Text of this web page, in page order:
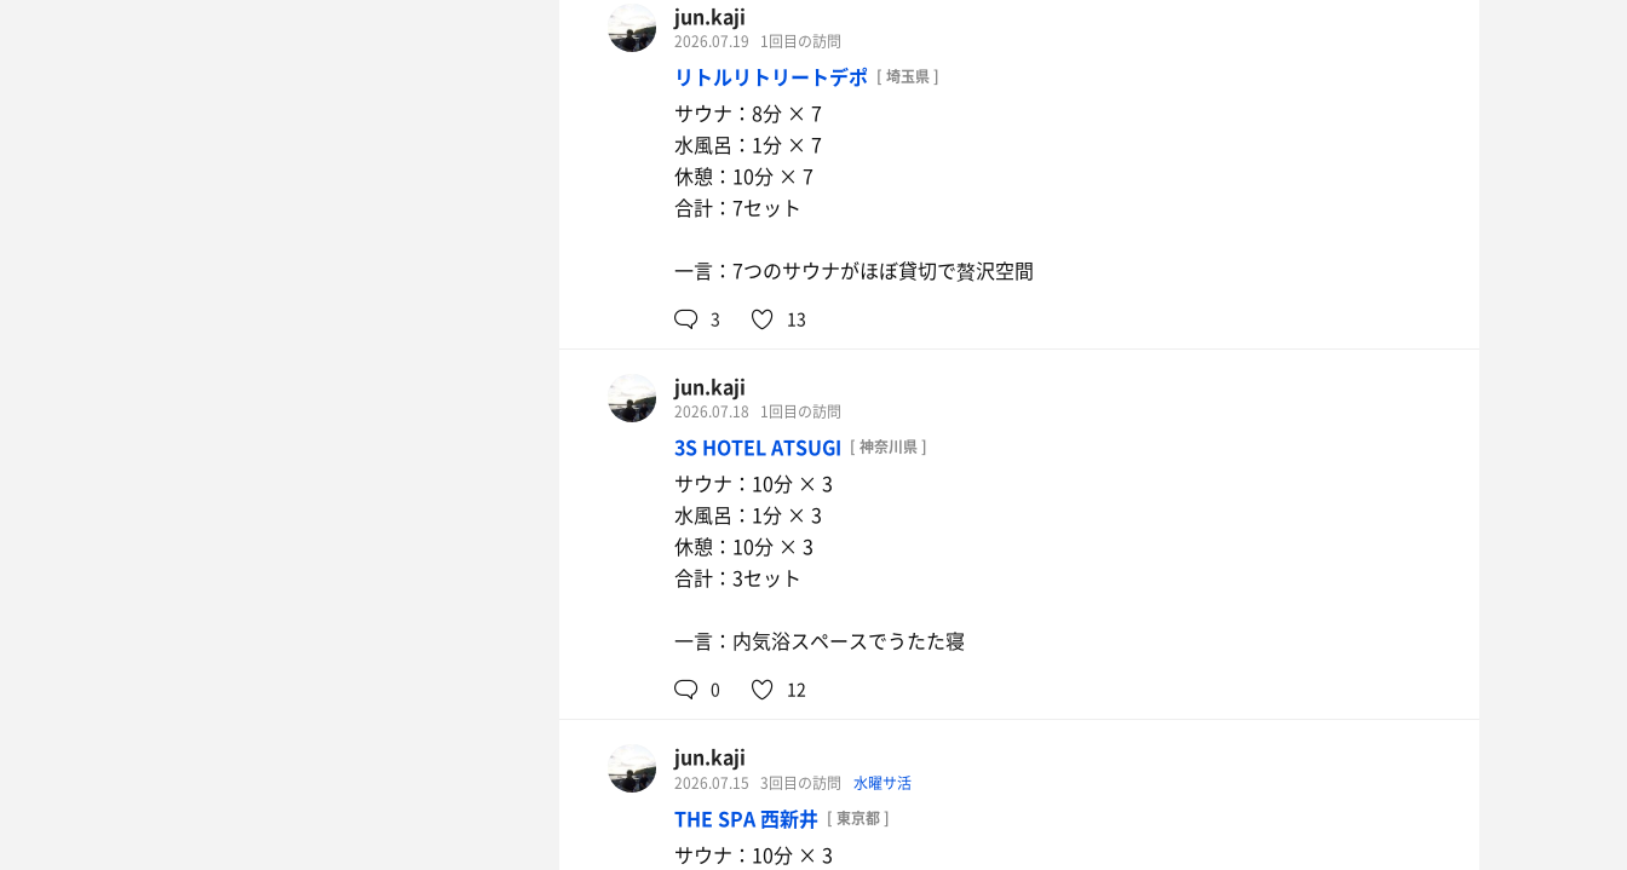
jun.kaji
2026.07.19 1回目の訪問
リトルリトリートデポ [ 埼玉県 ]
サウナ：8分 × 7
水風呂：1分 × 7
休憩：10分 × 7
合計：7セット
一言：7つのサウナがほぼ貸切で贅沢空間
3 13
jun.kaji
2026.07.18 1回目の訪問
3S HOTEL ATSUGI [ 神奈川県 ]
サウナ：10分 × 3
水風呂：1分 × 3
休憩：10分 × 3
合計：3セット
一言：内気浴スペースでうたた寝
0 12
jun.kaji
2026.07.15 3回目の訪問 水曜サ活
THE SPA 西新井 [ 東京都 ]
サウナ：10分 × 3